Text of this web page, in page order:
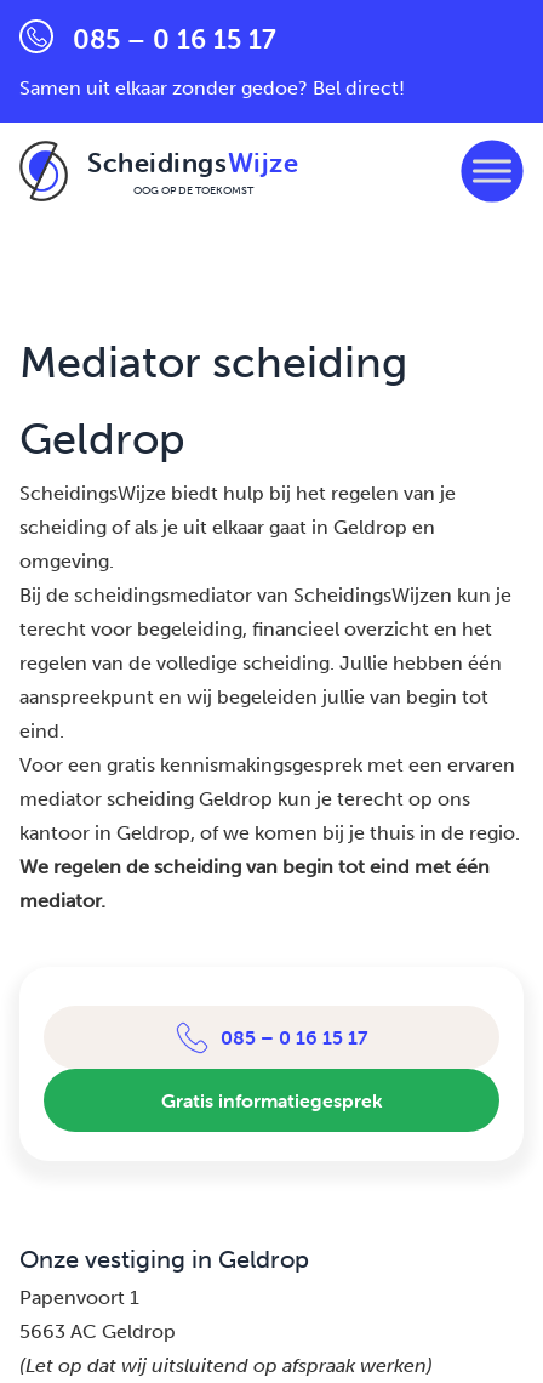
085 – 0 16 15 17
Samen uit elkaar zonder gedoe? Bel direct!
ScheidingsWijze
OOG OP DE TOEKOMST
Mediator scheiding
Geldrop
ScheidingsWijze biedt hulp bij het regelen van je
scheiding of als je uit elkaar gaat in Geldrop en
omgeving.
Bij de scheidingsmediator van ScheidingsWijzen kun je
terecht voor begeleiding, financieel overzicht en het
regelen van de volledige scheiding. Jullie hebben één
aanspreekpunt en wij begeleiden jullie van begin tot
eind.
Voor een gratis kennismakingsgesprek met een ervaren
mediator scheiding Geldrop kun je terecht op ons
kantoor in Geldrop, of we komen bij je thuis in de regio.
We regelen de scheiding van begin tot eind met één
mediator.
085 – 0 16 15 17
Gratis informatiegesprek
Onze vestiging in Geldrop
Papenvoort 1
5663 AC Geldrop
(Let op dat wij uitsluitend op afspraak werken)